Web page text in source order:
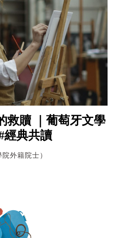
救贖 ｜葡萄牙文學
經典共讀
外籍院士）